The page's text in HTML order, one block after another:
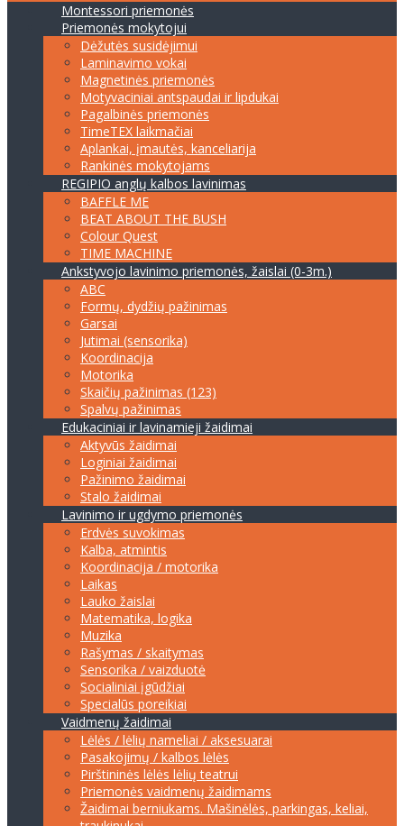
Montessori priemonės
Priemonės mokytojui
Dėžutės susidėjimui
Laminavimo vokai
Magnetinės priemonės
Motyvaciniai antspaudai ir lipdukai
Pagalbinės priemonės
TimeTEX laikmačiai
Aplankai, įmautės, kanceliarija
Rankinės mokytojams
REGIPIO anglų kalbos lavinimas
BAFFLE ME
BEAT ABOUT THE BUSH
Colour Quest
TIME MACHINE
Ankstyvojo lavinimo priemonės, žaislai (0-3m.)
ABC
Formų, dydžių pažinimas
Garsai
Jutimai (sensorika)
Koordinacija
Motorika
Skaičių pažinimas (123)
Spalvų pažinimas
Edukaciniai ir lavinamieji žaidimai
Aktyvūs žaidimai
Loginiai žaidimai
Pažinimo žaidimai
Stalo žaidimai
Lavinimo ir ugdymo priemonės
Erdvės suvokimas
Kalba, atmintis
Koordinacija / motorika
Laikas
Lauko žaislai
Matematika, logika
Muzika
Rašymas / skaitymas
Sensorika / vaizduotė
Socialiniai įgūdžiai
Specialūs poreikiai
Vaidmenų žaidimai
Lėlės / lėlių nameliai / aksesuarai
Pasakojimų / kalbos lėlės
Pirštininės lėlės lėlių teatrui
Priemonės vaidmenų žaidimams
Žaidimai berniukams. Mašinėlės, parkingas, keliai,